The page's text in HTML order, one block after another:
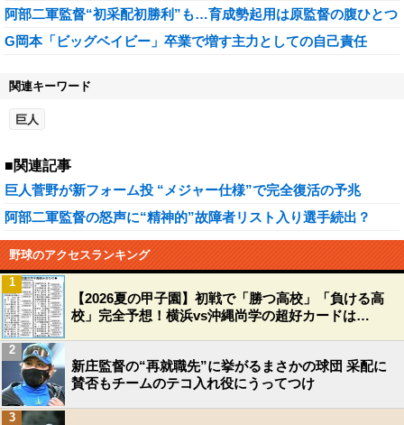
阿部二軍監督“初采配初勝利”も…育成勢起用は原監督の腹ひとつ
G岡本「ビッグベイビー」卒業で増す主力としての自己責任
関連キーワード
巨人
■関連記事
巨人菅野が新フォーム投 “メジャー仕様”で完全復活の予兆
阿部二軍監督の怒声に“精神的”故障者リスト入り選手続出？
野球のアクセスランキング
【2026夏の甲子園】初戦で「勝つ高校」「負ける高
校」完全予想！横浜vs沖縄尚学の超好カードは…
1
新庄監督の“再就職先”に挙がるまさかの球団 采配に
賛否もチームのテコ入れ役にうってつけ
2
3